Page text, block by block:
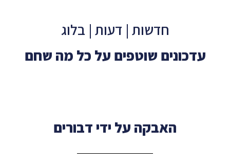
חדשות | דעות | בלוג
עדכונים שוטפים על כל מה שחם
האבקה על ידי דבורים